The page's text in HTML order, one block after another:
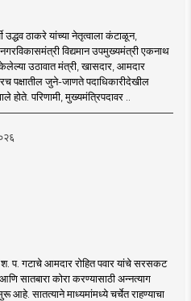
उद्धव ठाकरे यांच्या नेतृत्वाला कंटाळून,
विद्यमान उपमुख्यमंत्री एकनाथ
उठावात मंत्री, खासदार, आमदार
पक्षातील जुने-जाणते पदाधिकारीदेखील
होते. परिणामी, मुख्यमंत्रिपदावर ..
श. प. गटाचे आमदार रोहित पवार यांचे सरसकट
सातबारा कोरा करण्यासाठी अन्नत्याग
सातत्याने माध्यमांमध्ये चर्चेत राहण्याचा